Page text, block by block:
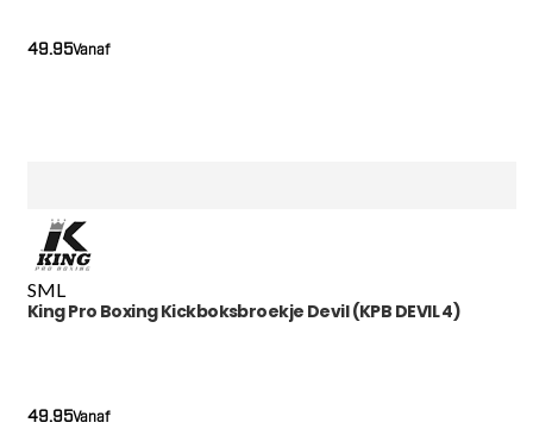
Vanaf
49.95
SML
King Pro Boxing Kickboksbroekje Devil (KPB DEVIL 4)
Vanaf
49.95